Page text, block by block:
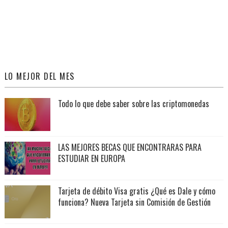
LO MEJOR DEL MES
Todo lo que debe saber sobre las criptomonedas
LAS MEJORES BECAS QUE ENCONTRARAS PARA
ESTUDIAR EN EUROPA
Tarjeta de débito Visa gratis ¿Qué es Dale y cómo
funciona? Nueva Tarjeta sin Comisión de Gestión